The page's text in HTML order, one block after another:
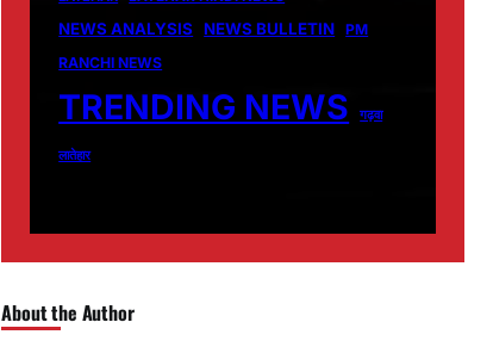
NEWS ANALYSIS NEWS BULLETIN
PM
RANCHI NEWS
TRENDING NEWS गढ़वा
लातेहार
About the Author